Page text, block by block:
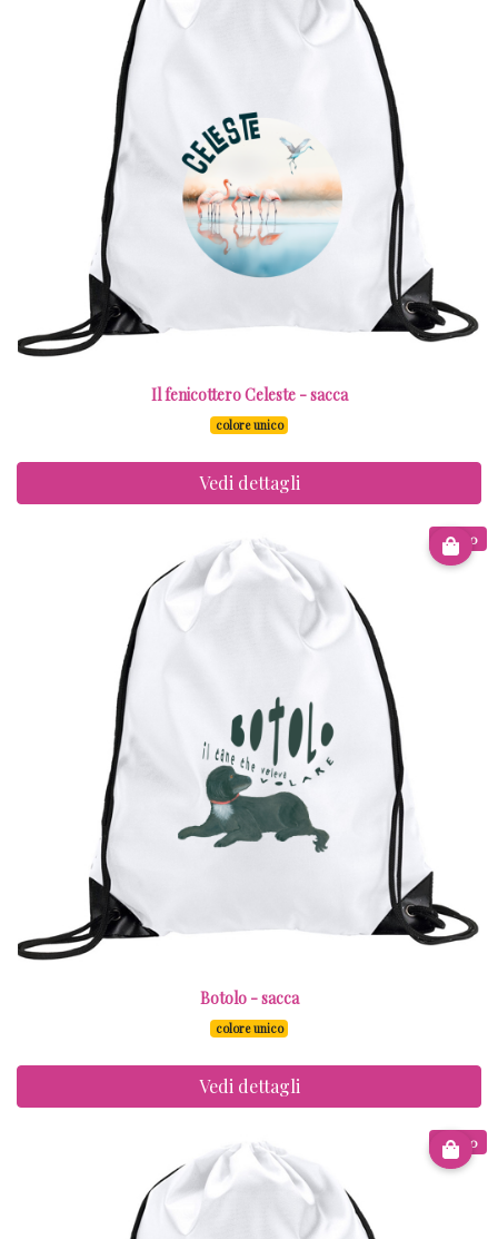
Il fenicottero Celeste - sacca
colore unico
Vedi dettagli
€ 8.00
Botolo - sacca
colore unico
Vedi dettagli
€ 8.00